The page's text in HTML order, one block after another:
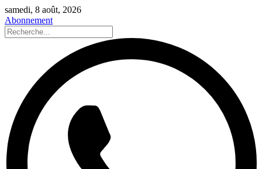
samedi, 8 août, 2026
Abonnement